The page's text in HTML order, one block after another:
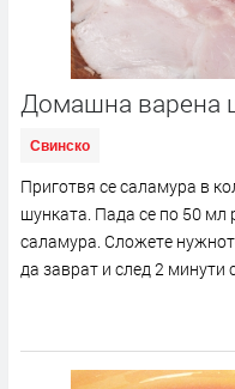
Домашна варена
Свинско
Приготвя се саламура в
шунката. Пада се по 50 мл
саламура. Сложете
да заврат и след 2 минути